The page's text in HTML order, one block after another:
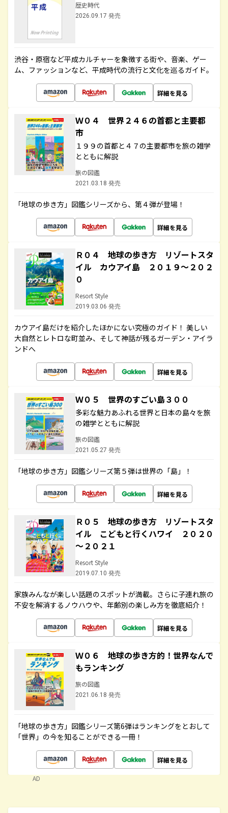
歴史時代
2026.09.17 発売
渋谷・原宿など平成カルチャーを象徴する街や、音楽、ゲー
ム、ファッションなど、平成時代の流行と文化を巡るガイド。
詳細を見る
Ｗ０４ 世界２４６の首都と主要都
市
１９９の首都と４７の主要都市を旅の雑学
とともに解説
旅の図鑑
2021.03.18 発売
「地球の歩き方」図鑑シリーズから、第４弾が登場！
詳細を見る
Ｒ０４ 地球の歩き方 リゾートスタ
イル カウアイ島 ２０１９～２０２
０
Resort Style
2019.03.06 発売
カウアイ島だけを紹介したほかにない究極のガイド！ 美しい
大自然とレトロな町並み、そして神話が残るガーデン・アイラ
ンドへ
詳細を見る
Ｗ０５ 世界のすごい島３００
多彩な魅力あふれる世界と日本の島々を旅
の雑学とともに解説
旅の図鑑
2021.05.27 発売
「地球の歩き方」図鑑シリーズ第５弾は世界の「島」！
詳細を見る
Ｒ０５ 地球の歩き方 リゾートスタ
イル こどもと行くハワイ ２０２０
～２０２１
Resort Style
2019.07.10 発売
家族みんなが楽しい話題のスポットが満載。さらに子連れ旅の
不安を解消するノウハウや、年齢別の楽しみ方を徹底紹介！
詳細を見る
Ｗ０６ 地球の歩き方的！世界なんで
もランキング
旅の図鑑
2021.06.18 発売
「地球の歩き方」図鑑シリーズ第6弾はランキングをとおして
「世界」の今を知ることができる一冊！
詳細を見る
AD